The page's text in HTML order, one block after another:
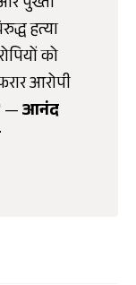
हत्या
को
आरोपी
—आनंद